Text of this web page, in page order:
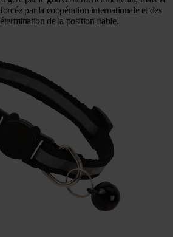
par la coopération internationale et des
de la position fiable.